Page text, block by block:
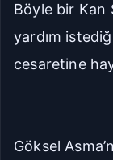
Böyle bir Kan
yardım
cesaretine
Göksel